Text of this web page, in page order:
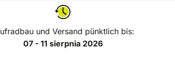
und Versand pünktlich bis:
07 - 11 sierpnia 2026